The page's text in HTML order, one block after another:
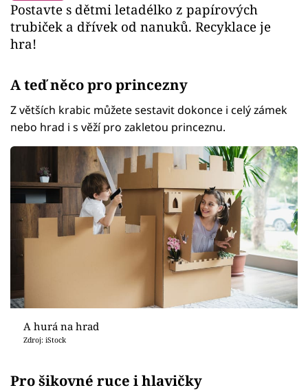
Postavte s dětmi letadélko z papírových
trubiček a dřívek od nanuků. Recyklace je
hra!
A teď něco pro princezny
Z větších krabic můžete sestavit dokonce i celý zámek
nebo hrad i s věží pro zakletou princeznu.
A hurá na hrad
Zdroj: iStock
Pro šikovné ruce i hlavičky